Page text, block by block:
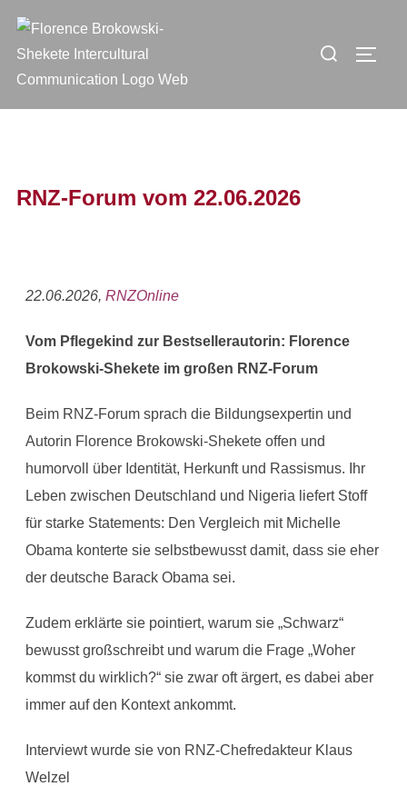
RNZ-Forum vom 22.06.2026
22.06.2026, RNZOnline
Vom Pflegekind zur Bestsellerautorin: Florence
Brokowski-Shekete im großen RNZ-Forum
Beim RNZ-Forum sprach die Bildungsexpertin und
Autorin Florence Brokowski-Shekete offen und
humorvoll über Identität, Herkunft und Rassismus. Ihr
Leben zwischen Deutschland und Nigeria liefert Stoff
für starke Statements: Den Vergleich mit Michelle
Obama konterte sie selbstbewusst damit, dass sie eher
der deutsche Barack Obama sei.
Zudem erklärte sie pointiert, warum sie „Schwarz“
bewusst großschreibt und warum die Frage „Woher
kommst du wirklich?“ sie zwar oft ärgert, es dabei aber
immer auf den Kontext ankommt.
Interviewt wurde sie von RNZ-Chefredakteur Klaus
Welzel